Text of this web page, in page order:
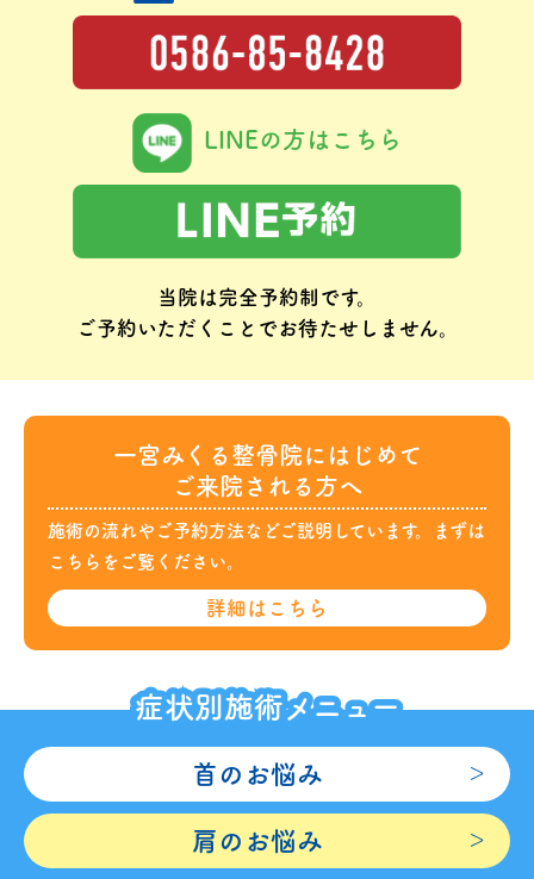
LINEの方はこちら
当院は完全予約制です。
ご予約いただくことでお待たせしません。
一宮みくる整骨院にはじめて
ご来院される方へ
施術の流れやご予約方法などご説明しています。まずは
こちらをご覧ください。
詳細は こちら
症状別施術メニュー
首のお悩み
肩のお悩み